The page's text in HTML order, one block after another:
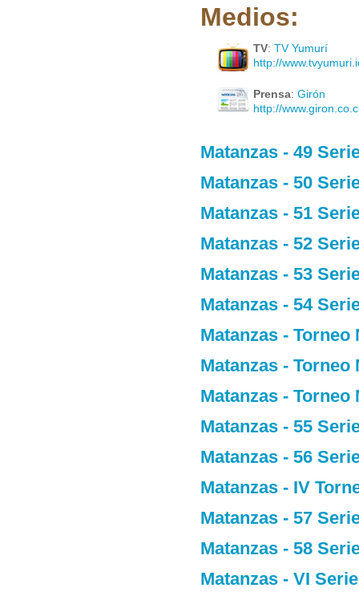
Medios:
TV: TV Yumurí
http://
Prensa: Girón
http://
Matanzas - 49
Matanzas - 50
Matanzas - 51
Matanzas - 52
Matanzas - 53
Matanzas - 54
Matanzas -
Matanzas -
Matanzas -
Matanzas - 55
Matanzas - 56
Matanzas - IV
Matanzas - 57
Matanzas - 58
Matanzas - VI